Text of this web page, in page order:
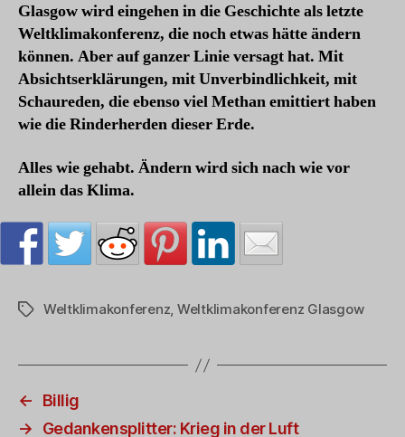
Glasgow wird eingehen in die Geschichte als letzte
Weltklimakonferenz, die noch etwas hätte ändern
können. Aber auf ganzer Linie versagt hat. Mit
Absichtserklärungen, mit Unverbindlichkeit, mit
Schaureden, die ebenso viel Methan emittiert haben
wie die Rinderherden dieser Erde.
Alles wie gehabt. Ändern wird sich nach wie vor
allein das Klima.
Schlagwörter
Weltklimakonferenz, Weltklimakonferenz Glasgow
←
Billig
→
Gedankensplitter: Krieg in der Luft